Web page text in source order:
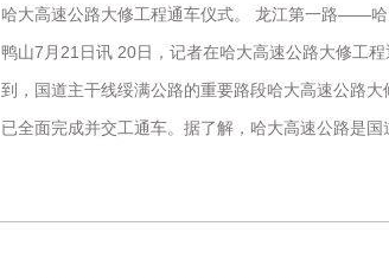
哈大高速公路大修工程通车仪式。 龙江第一路――哈
鸭山7月21日讯 20日，记者在哈大高速公路大修工
到，国道主干线绥满公路的重要路段哈大高速公路大
已全面完成并交工通车。据了解，哈大高速公路是国